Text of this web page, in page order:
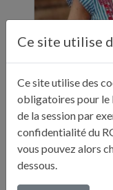
"Sur ses
en Italie
découverte
adresses
Ce site utilise
Ce site utilise des
obligatoires pour le
de la session par
confidentialité du
vous pouvez alors
dessous.